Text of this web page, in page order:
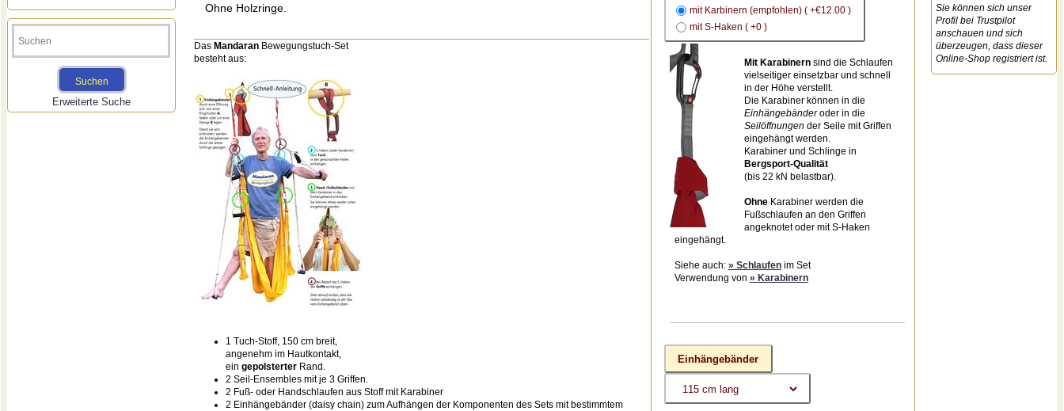
Erweiterte Suche
Ohne Holzringe.
Das MandaranBewegungstuch-Set
besteht aus:
1 Tuch-Stoff, 150 cm breit,
angenehm im Hautkontakt,
ein gepolsterterRand.
2 Seil-Ensembles mit je 3 Griffen.
2 Fuß- oder Handschlaufen aus Stoff mit Karabiner
2 Einhängebänder (daisy chain) zum Aufhängen der Komponenten des Sets mit bestimmtem
mit Karbinern (empfohlen) ( +€12.00 )
mit S-Haken ( +0 )
Mit Karabinernsind die Schlaufen
vielseitiger einsetzbar und schnell
in der Höhe verstellt.
Die Karabiner können in die
Einhängebänderoder in die
Seilöffnungen der Seile mit Griffen
eingehängt werden.
Karabiner und Schlinge in
Bergsport-Qualität
(bis 22 kN belastbar).
OhneKarabiner werden die
Fußschlaufen an den Griffen
angeknotet oder mit S-Haken
eingehängt.
Siehe auch: » Schlaufenim Set
Verwendung von » Karabinern
Einhängebänder
Sie können sich unser
Profil bei Trustpilot
anschauen und sich
überzeugen, dass dieser
Online-Shop registriert ist.